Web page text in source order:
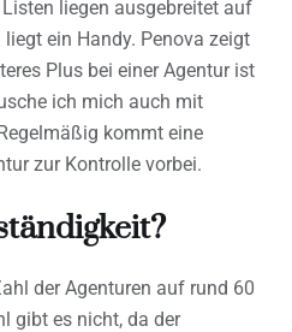
liegen ausgebreitet auf
ein Handy. Penova zeigt
Plus bei einer Agentur ist
ich mich auch mit
kommt eine
zur Kontrolle vorbei.
der Agenturen auf rund 60
gibt es nicht, da der